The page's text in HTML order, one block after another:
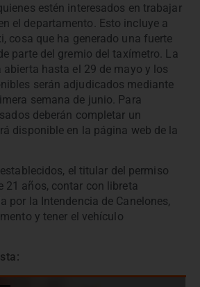
estén interesados en trabajar
el departamento. Esto incluye a
cosa que ha generado una fuerte
parte del gremio del taxímetro. La
hasta el 29 de mayo y los
serán adjudicados mediante
semana de junio. Para
deberán completar un
disponible en la página web de la
el titular del permiso
21 años, contar con libreta
por la Intendencia de Canelones,
y tener el vehículo